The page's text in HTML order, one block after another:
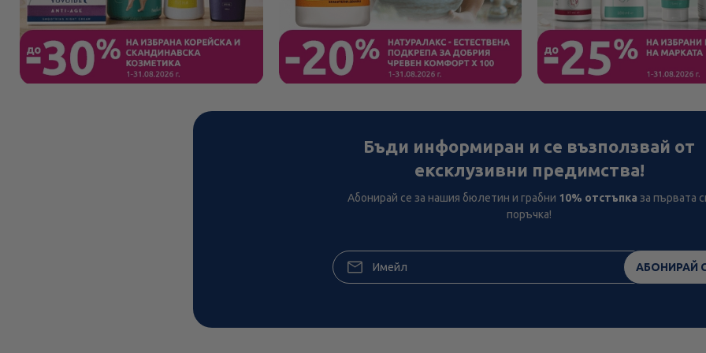
Бъди информиран и се възползвай от
ексклузивни предимства!
Абонирай се за нашия бюлетин и грабни 10% отстъпка за първата
поръчка!
АБОНИРАЙ